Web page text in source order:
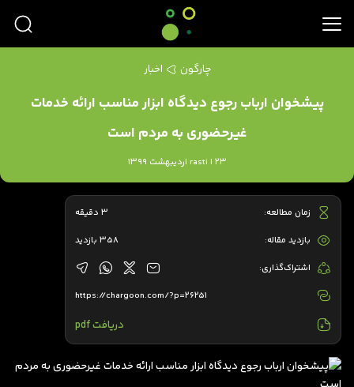
چارگون اخبار
پیشخوان ارباب رجوع دیدگاه ابزار مناسب ارائه خدمات
غیرحضوری به مردم است
rasti | 23 اردیبهشت 1399
زمان مطالعه: 3 دقیقه
بازدید مقاله: 358 بازدید
اشتراک‌گذاری:
https://chargoon.com/?p=26251
دریافت pdf